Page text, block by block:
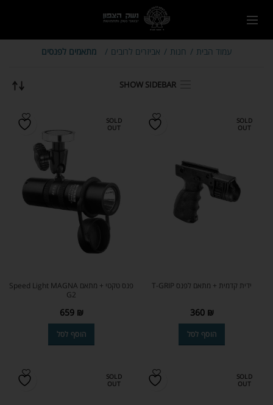
עמוד הבית חנות אביזרים לרובים מתאמים לפנסים
SHOW SIDEBAR
SOLD
OUT
ידית קדמית + מתאם לפנס T-GRIP
360 ₪
הוסף לסל
SOLD
OUT
פנס טקטי + מתאם Speed Light MAGNA
G2
659 ₪
הוסף לסל
SOLD
OUT
SOLD
OUT